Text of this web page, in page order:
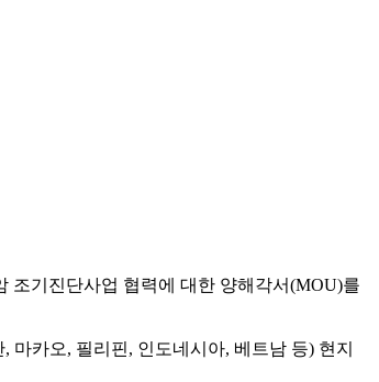
조기진단사업 협력에 대한 양해각서(MOU)를
마카오, 필리핀, 인도네시아, 베트남 등) 현지